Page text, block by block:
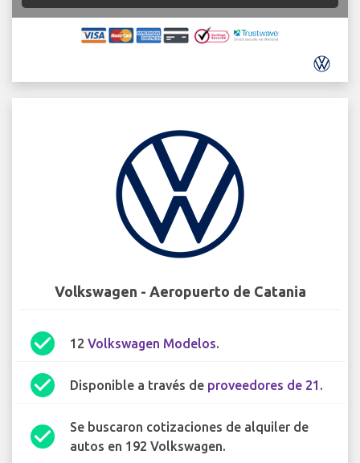
Volkswagen - Aeropuerto de Catania
check_circle 12 Volkswagen Modelos.
check_circle Disponible a través de proveedores de 21 .
check_circle
Se buscaron cotizaciones de alquiler de
autos en 192 Volkswagen.